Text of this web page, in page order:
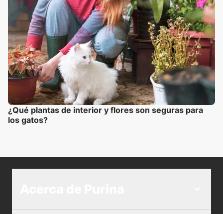
¿Qué plantas de interior y flores son seguras para
los gatos?